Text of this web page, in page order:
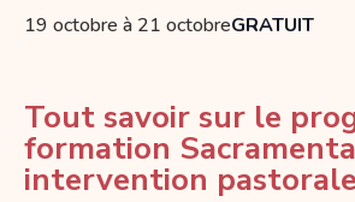
19 octobre à 21 octobreGRATUIT
Tout savoir sur le
formation
intervention pastorale